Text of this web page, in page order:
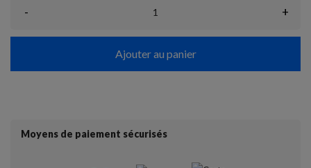
- +
Ajouter au panier
Moyens de paiement sécurisés